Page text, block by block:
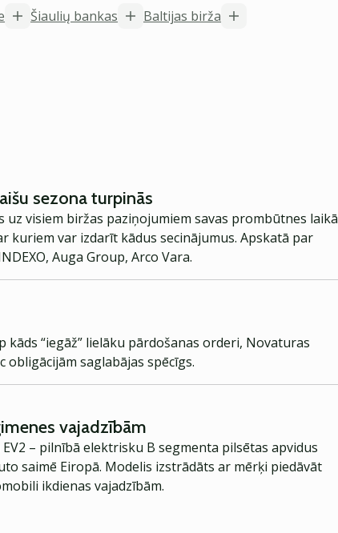
Šiaulių bankas Baltijas birža
sezona turpinās
visiem biržas paziņojumiem savas prombūtnes laikā
var izdarīt kādus secinājumus. Apskatā par
Auga Group, Arco Vara.
kāds “iegāž” lielāku pārdošanas orderi, Novaturas
saglabājas spēcīgs.
vajadzībām
– pilnībā elektrisku B segmenta pilsētas apvidus
saimē Eiropā. Modelis izstrādāts ar mērķi piedāvāt
ikdienas vajadzībām.